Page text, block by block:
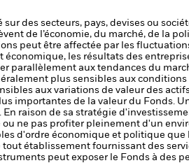
des secteurs, pays, devises ou
de l’économie, du marché, de la
peut être affectée par les
les résultats des
parallèlement aux tendances du
plus sensibles aux
aux variations de valeur des
importantes de la valeur du Fonds.
En raison de sa stratégie
ne pas profiter pleinement d'un
d'ordre économique et politique que
établissement fournissant des
peut exposer le Fonds à des